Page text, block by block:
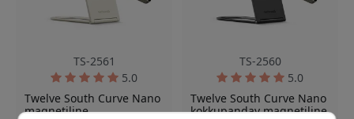
TS-2561
5.0
Twelve South Curve Nano
magnetiline
TS-2560
5.0
Twelve South Curve Nano
kokkupandav magnetiline